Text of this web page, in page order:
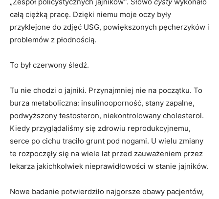
całą ciężką pracę. Dzięki niemu moje oczy były
przyklejone do zdjęć USG, powiększonych pęcherzyków i
problemów z płodnością.
To był czerwony śledź.
Tu nie chodzi o jajniki. Przynajmniej nie na początku. To
burza metaboliczna: insulinooporność, stany zapalne,
podwyższony testosteron, niekontrolowany cholesterol.
Kiedy przyglądaliśmy się zdrowiu reprodukcyjnemu,
serce po cichu traciło grunt pod nogami. U wielu zmiany
te rozpoczęły się na wiele lat przed zauważeniem przez
lekarza jakichkolwiek nieprawidłowości w stanie jajników.
Nowe badanie potwierdziło najgorsze obawy pacjentów,